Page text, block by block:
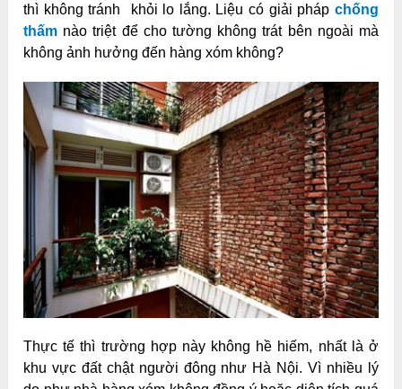
thì không tránh khỏi lo lắng. Liệu có giải pháp chống
thấm nào triệt để cho tường không trát bên ngoài mà
không ảnh hưởng đến hàng xóm không?
Thực tế thì trường hợp này không hề hiếm, nhất là ở
khu vực đất chật người đông như Hà Nội. Vì nhiều lý